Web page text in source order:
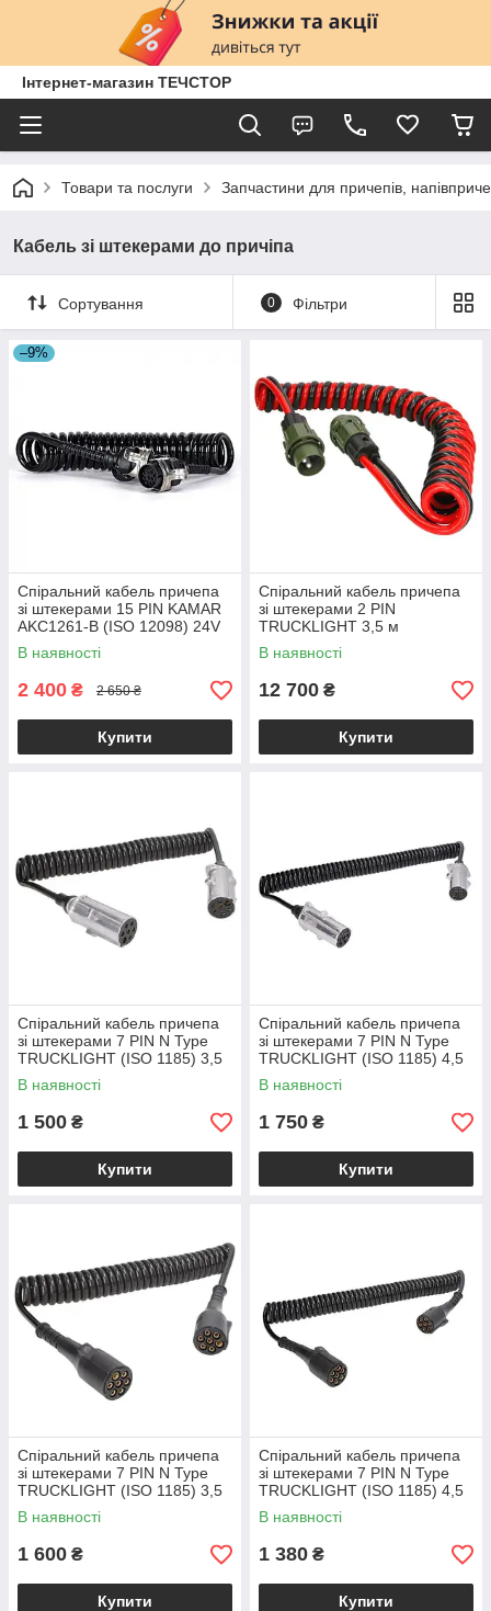
Інтернет-магазин ТЕЧСТОР
Товари та послуги Запчастини для причепів,
Кабель зі штекерами до причіпа
Сортування 0 Фільтри
–9%
Спіральний кабель причепа
зі штекерами 15 PIN KAMAR
AKC1261-B (ISO 12098) 24V
5 м
В наявності
2 400 ₴ 2 650 ₴
Купити
Спіральний кабель причепа
зі штекерами 2 PIN
TRUCKLIGHT 3,5 м
В наявності
12 700 ₴
Купити
Спіральний кабель причепа
зі штекерами 7 PIN N Type
TRUCKLIGHT (ISO 1185) 3,5
м метал
В наявності
1 500 ₴
Купити
Спіральний кабель причепа
зі штекерами 7 PIN N Type
TRUCKLIGHT (ISO 1185) 4,5
м метал
В наявності
1 750 ₴
Купити
Спіральний кабель причепа
зі штекерами 7 PIN N Type
TRUCKLIGHT (ISO 1185) 3,5
м пластик
В наявності
1 600 ₴
Купити
Спіральний кабель причепа
зі штекерами 7 PIN N Type
TRUCKLIGHT (ISO 1185) 4,5
м пластик
В наявності
1 380 ₴
Купити